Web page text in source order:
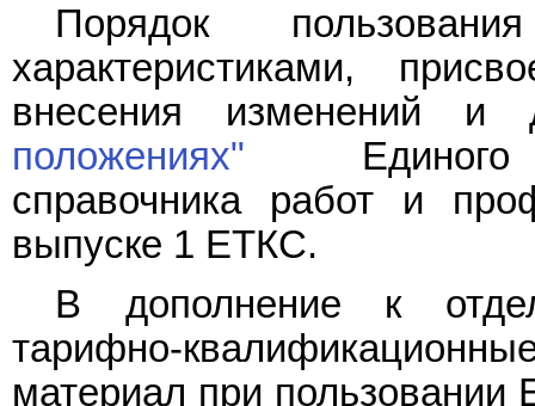
Порядок
характеристиками,
внесения изменений
положениях" Единого
справочника работ и
выпуске 1 ЕТКС.
В дополнение к
тарифно-
материал при